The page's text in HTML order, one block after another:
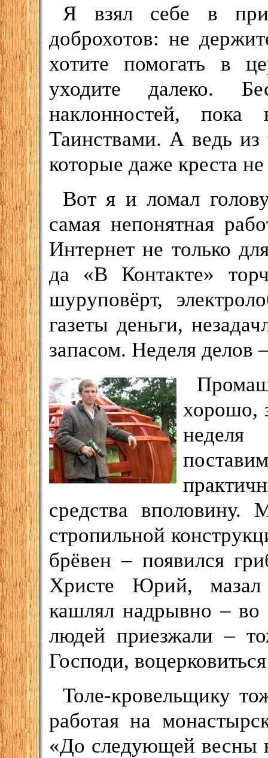
Я взял себе в
доброхотов: не
хотите помогать в
уходите далеко.
наклонностей,
Таинствами. А ведь
которые даже креста
Вот я и ломал
самая непонятная
Интернет не только
да «В Контакте»
шуруповёрт,
газеты деньги,
запасом. Неделя делов
хорошо,
средства вполовину.
стропильной
брёвен – появился
Христе Юрий, мазал
кашлял надрывно –
людей приезжали –
Господи,
Толе-кровельщику
работая на
«До следующей весны